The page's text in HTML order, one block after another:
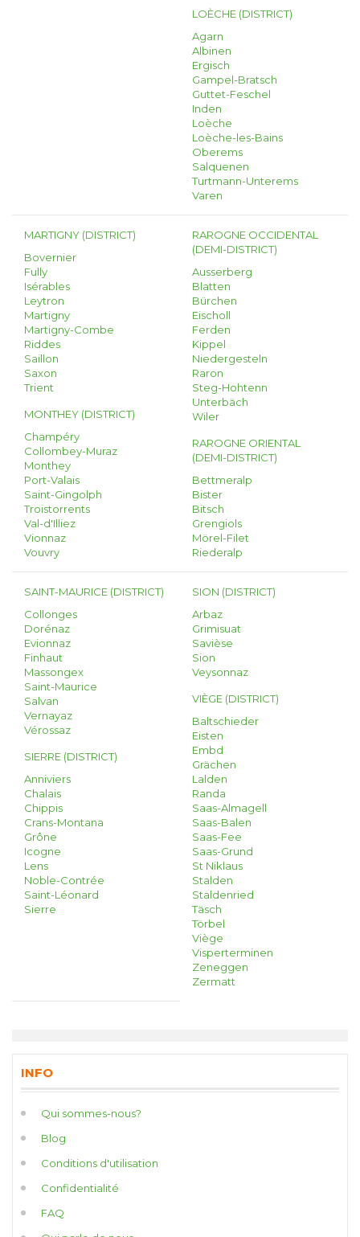
LOÈCHE (DISTRICT)
Agarn
Albinen
Ergisch
Gampel-Bratsch
Guttet-Feschel
Inden
Loèche
Loèche-les-Bains
Oberems
Salquenen
Turtmann-Unterems
Varen
MARTIGNY (DISTRICT)
Bovernier
Fully
Isérables
Leytron
Martigny
Martigny-Combe
Riddes
Saillon
Saxon
Trient
MONTHEY (DISTRICT)
Champéry
Collombey-Muraz
Monthey
Port-Valais
Saint-Gingolph
Troistorrents
Val-d'Illiez
Vionnaz
Vouvry
RAROGNE OCCIDENTAL
(DEMI-DISTRICT)
Ausserberg
Blatten
Bürchen
Eischoll
Ferden
Kippel
Niedergesteln
Raron
Steg-Hohtenn
Unterbäch
Wiler
RAROGNE ORIENTAL
(DEMI-DISTRICT)
Bettmeralp
Bister
Bitsch
Grengiols
Mörel-Filet
Riederalp
SAINT-MAURICE (DISTRICT)
Collonges
Dorénaz
Evionnaz
Finhaut
Massongex
Saint-Maurice
Salvan
Vernayaz
Vérossaz
SIERRE (DISTRICT)
Anniviers
Chalais
Chippis
Crans-Montana
Grône
Icogne
Lens
Noble-Contrée
Saint-Léonard
Sierre
SION (DISTRICT)
Arbaz
Grimisuat
Savièse
Sion
Veysonnaz
VIÈGE (DISTRICT)
Baltschieder
Eisten
Embd
Grächen
Lalden
Randa
Saas-Almagell
Saas-Balen
Saas-Fee
Saas-Grund
St Niklaus
Stalden
Staldenried
Täsch
Törbel
Viège
Visperterminen
Zeneggen
Zermatt
INFO
Qui sommes-nous?
Blog
Conditions d'utilisation
Confidentialité
FAQ